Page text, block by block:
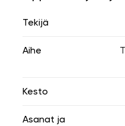
Tekijä
Aihe
Kesto
Asanat ja